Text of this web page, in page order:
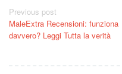
Post
navigation
Previous post
MaleExtra Recensioni: funziona
davvero? Leggi Tutta la verità